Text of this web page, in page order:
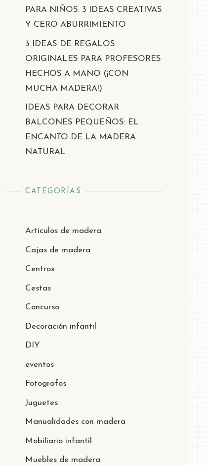
PARA NIÑOS: 3 IDEAS CREATIVAS
Y CERO ABURRIMIENTO
3 IDEAS DE REGALOS
ORIGINALES PARA PROFESORES
HECHOS A MANO (¡CON
MUCHA MADERA!)
IDEAS PARA DECORAR
BALCONES PEQUEÑOS: EL
ENCANTO DE LA MADERA
NATURAL
CATEGORÍAS
Artículos de madera
Cajas de madera
Centros
Cestas
Concurso
Decoración infantil
DIY
eventos
Fotografos
Juguetes
Manualidades con madera
Mobiliario infantil
Muebles de madera